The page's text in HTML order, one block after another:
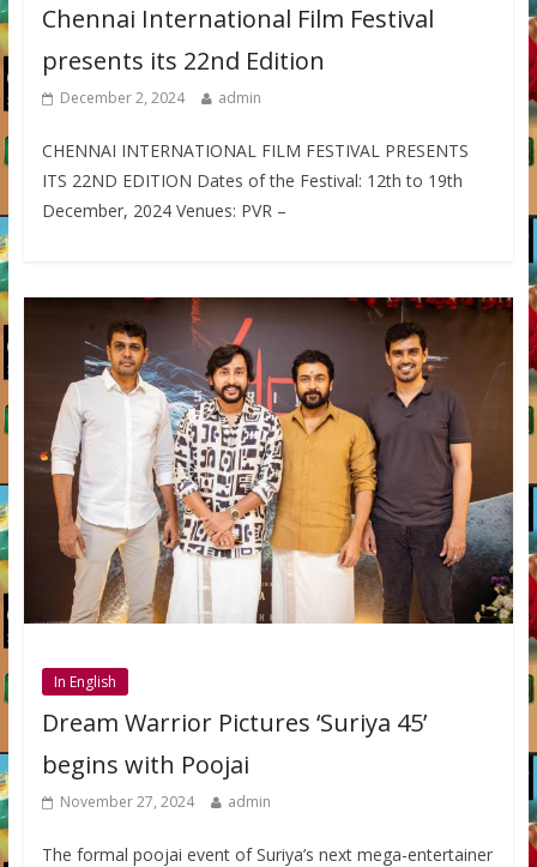
Chennai International Film Festival
presents its 22nd Edition
December 2, 2024 admin
CHENNAI INTERNATIONAL FILM FESTIVAL PRESENTS
ITS 22ND EDITION Dates of the Festival: 12th to 19th
December, 2024 Venues: PVR –
In English
Dream Warrior Pictures ‘Suriya 45’
begins with Poojai
November 27, 2024 admin
The formal poojai event of Suriya’s next mega-entertainer